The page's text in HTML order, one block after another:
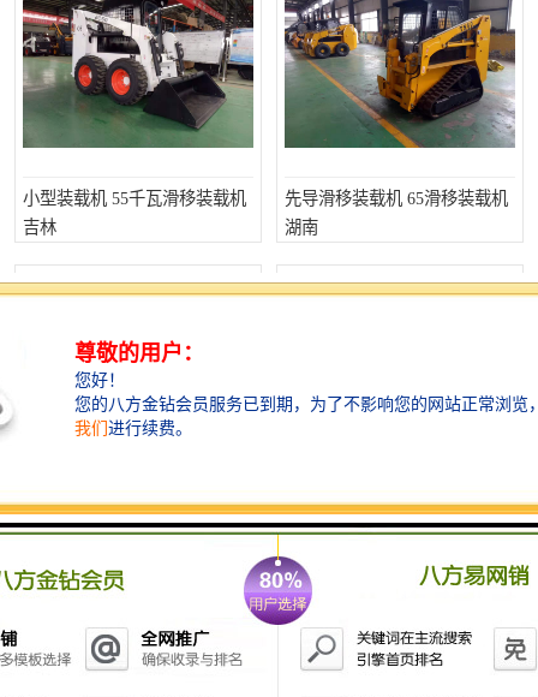
小型装载机 55千瓦滑移装载机
吉林
先导滑移装载机 65滑移装载机
湖南
小铲车 74千瓦滑移装载机 湖北
滑移小铲车 61马力滑移装载机
青海